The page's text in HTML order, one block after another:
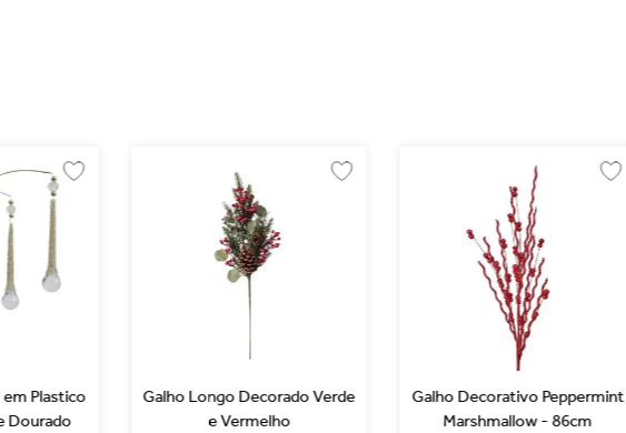
Plastico
Dourado
Galho Longo Decorado Verde
e Vermelho
Galho Decorativo Peppermint
Marshmallow - 86cm